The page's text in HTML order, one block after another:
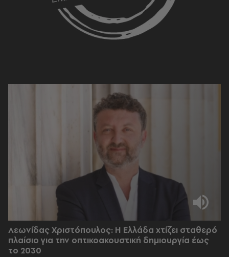
Λεωνίδας Χριστόπουλος: Η Ελλάδα χτίζει σταθερό
πλαίσιο για την οπτικοακουστική δημιουργία έως
το 2030